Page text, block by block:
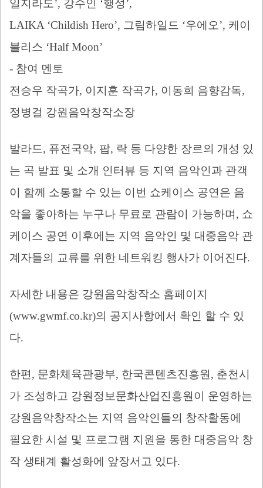
일지라도’, 강수인 ‘행성’,
LAIKA ‘Childish Hero’, 그림하일드 ‘우에오’, 케이
블리스 ‘Half Moon’
- 참여 멘토
전승우 작곡가, 이지훈 작곡가, 이동희 음향감독,
정병걸 강원음악창작소장
발라드, 퓨전국악, 팝, 락 등 다양한 장르의 개성 있
는 곡 발표 및 소개 인터뷰 등 지역 음악인과 관객
이 함께 소통할 수 있는 이번 쇼케이스 공연은 음
악을 좋아하는 누구나 무료로 관람이 가능하며 , 쇼
케이스 공연 이후에는 지역 음악인 및 대중음악 관
계자들의 교류를 위한 네트워킹 행사가 이어진다.
자세한 내용은 강원음악창작소 홈페이지
(www.gwmf.co.kr)의 공지사항에서 확인 할 수 있
다.
한편 , 문화체육관광부, 한국콘텐츠진흥원 , 춘천시
가 조성하고 강원정보문화산업진흥원이 운영하는
강원음악창작소는 지역 음악인들의 창작활동에
필요한 시설 및 프로그램 지원을 통한 대중음악 창
작 생태계 활성화에 앞장서고 있다.